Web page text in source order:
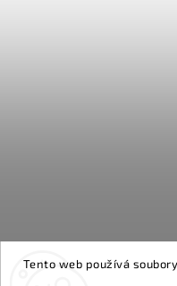
Tento web používá